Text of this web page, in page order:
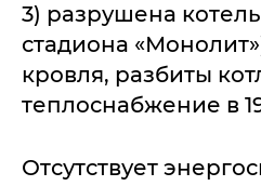
3) разрушена
стадиона
кровля, разбиты
теплоснабжение в
Отсутствует